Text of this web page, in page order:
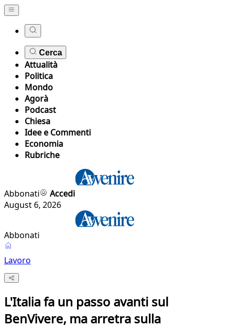
Cerca
Attualità
Politica
Mondo
Agorà
Podcast
Chiesa
Idee e Commenti
Economia
Rubriche
Abbonati
Accedi
August 6, 2026
Abbonati
Lavoro
L'Italia fa un passo avanti sul
BenVivere, ma arretra sulla